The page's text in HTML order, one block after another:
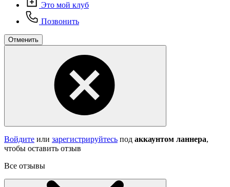
Это мой клуб
Позвонить
Отменить
Войдите или зарегистрируйтесь под аккаунтом ланнера,
чтобы оставить отзыв
Все отзывы